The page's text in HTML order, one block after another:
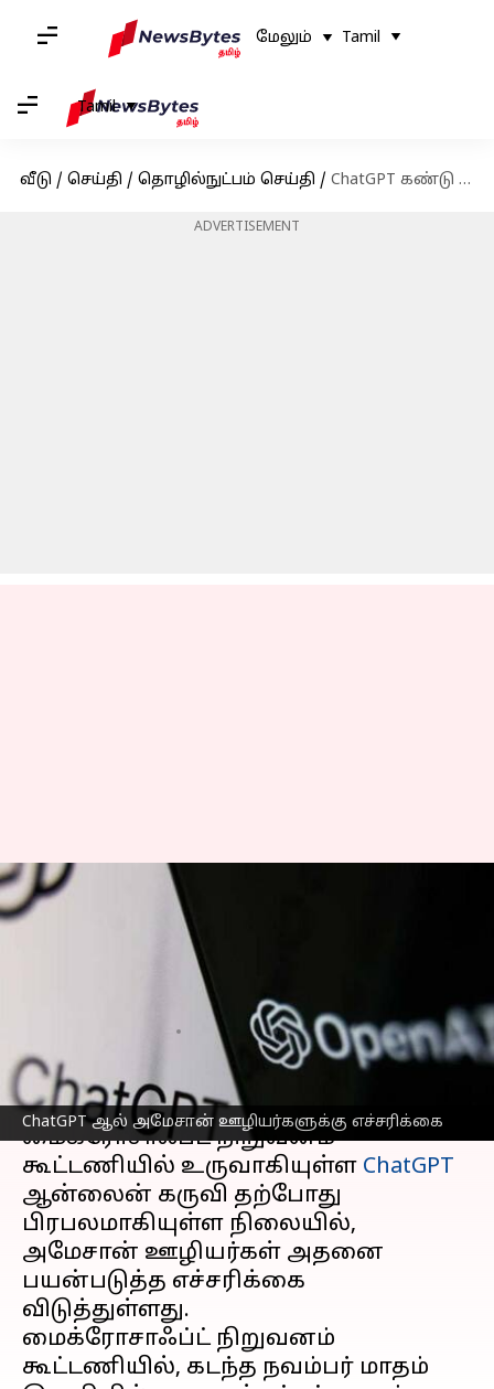
மேலும் Tamil
Tamil
வீடு / செய்தி / தொழில்நுட்பம் செய்தி / ChatGPT கண்டு அலறிய அமேசான் நிறுவனம் - ஊழியர்களுக்கு விடுத்த எச்சரிக்கை!
ADVERTISEMENT
ChatGPT ஆல் அமேசான் ஊழியர்களுக்கு எச்சரிக்கை
ChatGPT கண்டு அலறிய
அமேசான் நிறுவனம் -
ஊழியர்களுக்கு விடுத்த
எச்சரிக்கை!
Feb 01, 2023 05:03 pm
செய்தி முன்னோட்டம்
மைக்ரோசாஃப்ட் நிறுவனம்
கூட்டணியில் உருவாகியுள்ள ChatGPT
ஆன்லைன் கருவி தற்போது
பிரபலமாகியுள்ள நிலையில்,
அமேசான் ஊழியர்கள் அதனை
பயன்படுத்த எச்சரிக்கை
விடுத்துள்ளது.
மைக்ரோசாஃப்ட் நிறுவனம்
கூட்டணியில், கடந்த நவம்பர் மாதம்